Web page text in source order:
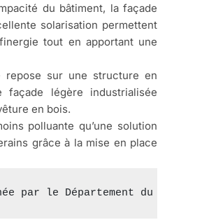
du bâtiment, la façade
solarisation permettent
tout en apportant une
repose sur une structure en
légère industrialisée
en bois.
polluante qu’une solution
grâce à la mise en place
par le Département du Val de